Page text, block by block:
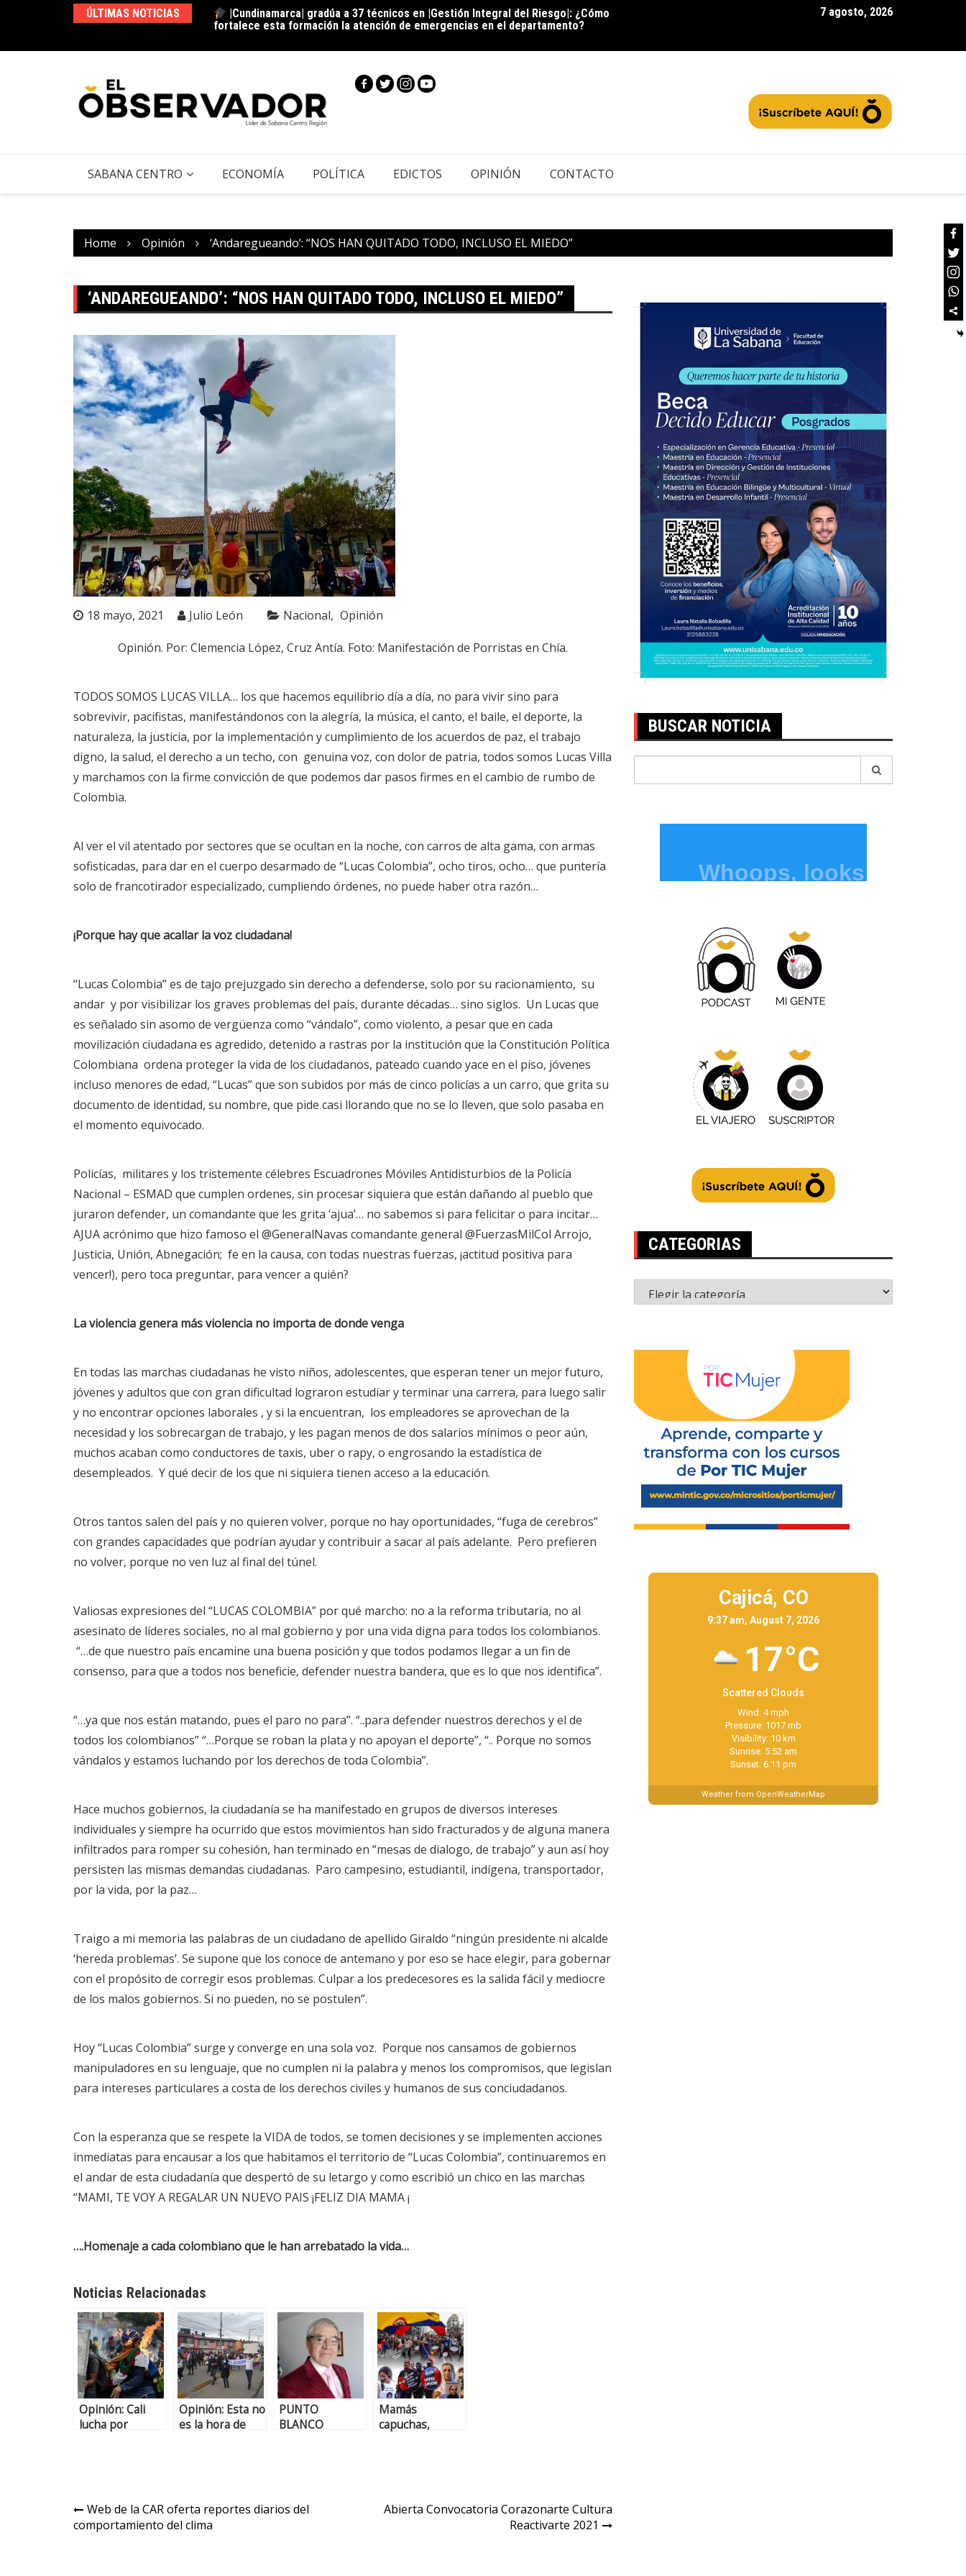
ÚLTIMAS NOTICIAS
fortalece esta formación la atención de emergencias en el departamento?
La estación del ‘pan’
Cierra la segunda convocatoria de |Agua Vida Rural| con 97
7 agosto, 2026
SABANA CENTRO ECONOMÍA POLÍTICA EDICTOS OPINIÓN CONTACTO
Home Opinión ‘Andaregueando’: “NOS HAN QUITADO TODO, INCLUSO EL MIEDO”
‘ANDAREGUEANDO’: “NOS HAN QUITADO TODO, INCLUSO EL MIEDO”
18 mayo, 2021 Julio León Nacional Opinión
Opinión. Por: Clemencia López, Cruz Antía. Foto: Manifestación de Porristas en Chía.
TODOS SOMOS LUCAS VILLA… los que hacemos equilibrio día a día, no para vivir sino para
sobrevivir, pacifistas, manifestándonos con la alegría, la música, el canto, el baile, el deporte, la
naturaleza, la justicia, por la implementación y cumplimiento de los acuerdos de paz, el trabajo
digno, la salud, el derecho a un techo, con genuina voz, con dolor de patria, todos somos Lucas Villa
y marchamos con la firme convicción de que podemos dar pasos firmes en el cambio de rumbo de
Colombia.
Al ver el vil atentado por sectores que se ocultan en la noche, con carros de alta gama, con armas
sofisticadas, para dar en el cuerpo desarmado de “Lucas Colombia”, ocho tiros, ocho… que puntería
solo de francotirador especializado, cumpliendo órdenes, no puede haber otra razón…
¡Porque hay que acallar la voz ciudadana!
“Lucas Colombia” es de tajo prejuzgado sin derecho a defenderse, solo por su racionamiento, su
andar y por visibilizar los graves problemas del país, durante décadas… sino siglos. Un Lucas que
es señalado sin asomo de vergüenza como “vándalo”, como violento, a pesar que en cada
movilización ciudadana es agredido, detenido a rastras por la institución que la Constitución Política
Colombiana ordena proteger la vida de los ciudadanos, pateado cuando yace en el piso, jóvenes
incluso menores de edad, “Lucas” que son subidos por más de cinco policías a un carro, que grita su
documento de identidad, su nombre, que pide casi llorando que no se lo lleven, que solo pasaba en
el momento equivocado.
Policías, militares y los tristemente célebres Escuadrones Móviles Antidisturbios de la Policía
Nacional – ESMAD que cumplen ordenes, sin procesar siquiera que están dañando al pueblo que
juraron defender, un comandante que les grita ‘ajua’… no sabemos si para felicitar o para incitar…
AJUA acrónimo que hizo famoso el @GeneralNavas comandante general @FuerzasMilCol Arrojo,
Justicia, Unión, Abnegación; fe en la causa, con todas nuestras fuerzas, ¡actitud positiva para
vencer!), pero toca preguntar, para vencer a quién?
La violencia genera más violencia no importa de donde venga
En todas las marchas ciudadanas he visto niños, adolescentes, que esperan tener un mejor futuro,
jóvenes y adultos que con gran dificultad lograron estudiar y terminar una carrera, para luego salir
y no encontrar opciones laborales , y si la encuentran, los empleadores se aprovechan de la
necesidad y los sobrecargan de trabajo, y les pagan menos de dos salarios mínimos o peor aún,
muchos acaban como conductores de taxis, uber o rapy, o engrosando la estadística de
desempleados. Y qué decir de los que ni siquiera tienen acceso a la educación.
Otros tantos salen del país y no quieren volver, porque no hay oportunidades, “fuga de cerebros”
con grandes capacidades que podrían ayudar y contribuir a sacar al país adelante. Pero prefieren
no volver, porque no ven luz al final del túnel.
Valiosas expresiones del “LUCAS COLOMBIA” por qué marcho: no a la reforma tributaria, no al
asesinato de líderes sociales, no al mal gobierno y por una vida digna para todos los colombianos.
“…de que nuestro país encamine una buena posición y que todos podamos llegar a un fin de
consenso, para que a todos nos beneficie, defender nuestra bandera, que es lo que nos identifica”.
“…ya que nos están matando, pues el paro no para”. “..para defender nuestros derechos y el de
todos los colombianos” “…Porque se roban la plata y no apoyan el deporte”, “.. Porque no somos
vándalos y estamos luchando por los derechos de toda Colombia”.
Hace muchos gobiernos, la ciudadanía se ha manifestado en grupos de diversos intereses
individuales y siempre ha ocurrido que estos movimientos han sido fracturados y de alguna manera
infiltrados para romper su cohesión, han terminado en “mesas de dialogo, de trabajo” y aun así hoy
persisten las mismas demandas ciudadanas. Paro campesino, estudiantil, indígena, transportador,
por la vida, por la paz…
Traigo a mi memoria las palabras de un ciudadano de apellido Giraldo “ningún presidente ni alcalde
‘hereda problemas’. Se supone que los conoce de antemano y por eso se hace elegir, para gobernar
con el propósito de corregir esos problemas. Culpar a los predecesores es la salida fácil y mediocre
de los malos gobiernos. Si no pueden, no se postulen”.
Hoy “Lucas Colombia” surge y converge en una sola voz. Porque nos cansamos de gobiernos
manipuladores en su lenguaje, que no cumplen ni la palabra y menos los compromisos, que legislan
para intereses particulares a costa de los derechos civiles y humanos de sus conciudadanos.
Con la esperanza que se respete la VIDA de todos, se tomen decisiones y se implementen acciones
inmediatas para encausar a los que habitamos el territorio de “Lucas Colombia”, continuaremos en
el andar de esta ciudadanía que despertó de su letargo y como escribió un chico en las marchas
“MAMI, TE VOY A REGALAR UN NUEVO PAIS ¡FELIZ DIA MAMA ¡
….Homenaje a cada colombiano que le han arrebatado la vida…
Noticias Relacionadas
Opinión: Cali
lucha por
Opinión: Esta no
es la hora de
PUNTO
BLANCO
Mamás
capuchas,
Web de la CAR oferta reportes diarios del
comportamiento del clima
Abierta Convocatoria Corazonarte Cultura
Reactivarte 2021
BUSCAR NOTICIA
CATEGORIAS
Cajicá, CO
9:37 am, August 7, 2026
17°C
Scattered Clouds
Wind: 4 mph
Pressure: 1017 mb
Visibility: 10 km
Sunrise: 5:52 am
Sunset: 6:11 pm
Weather from OpenWeatherMap